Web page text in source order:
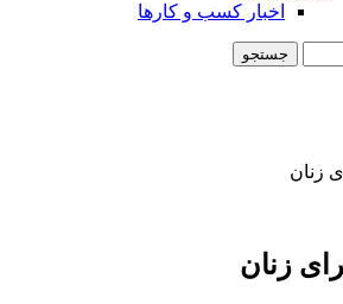
اخبار کسب و کارها
زنان
زنان